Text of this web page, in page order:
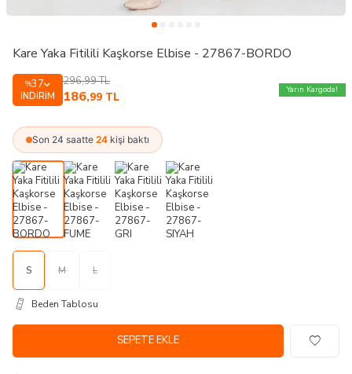
Kare Yaka Fitilili Kaşkorse Elbise - 27867-BORDO
%37
İNDIRIM
296,99TL
186,99 TL
Yarın Kargoda!
Son 24 saatte 24 kişi baktı
S M L
Beden Tablosu
SEPETE EKLE